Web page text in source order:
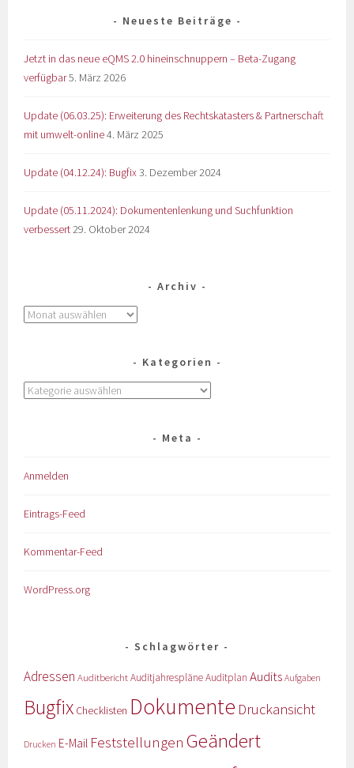
Neueste Beiträge
Jetzt in das neue eQMS 2.0 hineinschnuppern – Beta-Zugang
verfügbar5. März 2026
Update (06.03.25): Erweiterung des Rechtskatasters & Partnerschaft
mit umwelt-online4. März 2025
Update (04.12.24): Bugfix3. Dezember 2024
Update (05.11.2024): Dokumentenlenkung und Suchfunktion
verbessert29. Oktober 2024
Archiv
Kategorien
Meta
Anmelden
Eintrags-Feed
Kommentar-Feed
WordPress.org
Schlagwörter
Adressen AuditberichtAuditjahrespläneAuditplan Audits Aufgaben
Bugfix Checklisten Dokumente Druckansicht
Drucken E-Mail Feststellungen Geändert